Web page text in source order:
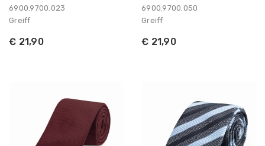
6900.9700.023
Greiff
€ 21,90
6900.9700.050
Greiff
€ 21,90